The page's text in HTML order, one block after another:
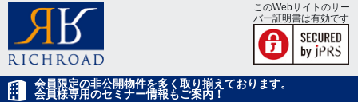
このWebサイトのサー
バー証明書は有効です
会員限定の非公開物件を多く取り揃えております。
会員様専用のセミナー情報もご案内！